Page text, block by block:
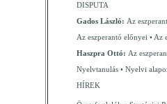
DISPUTA
Gados László: Az
Az eszperantó előnyei • Az
Haszpra Ottó: Az
Nyelvtanulás • Nyelvi
HÍREK